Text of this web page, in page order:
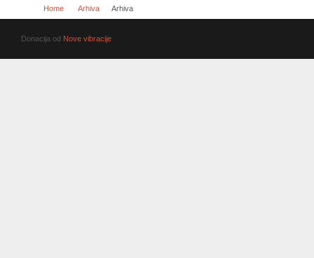
Home Arhiva Arhiva
Donacija od Nove vibracije